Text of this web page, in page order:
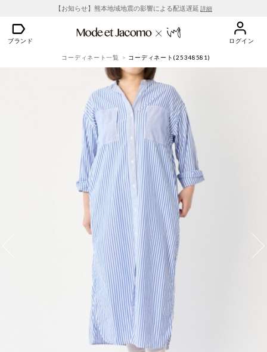
【お知らせ】熊本地域地震の影響による配送遅延 詳細
ブランド ログイン
コーディネート一覧 コーディネート(25348581)